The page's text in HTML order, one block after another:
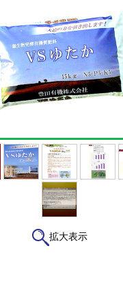
拡大表示